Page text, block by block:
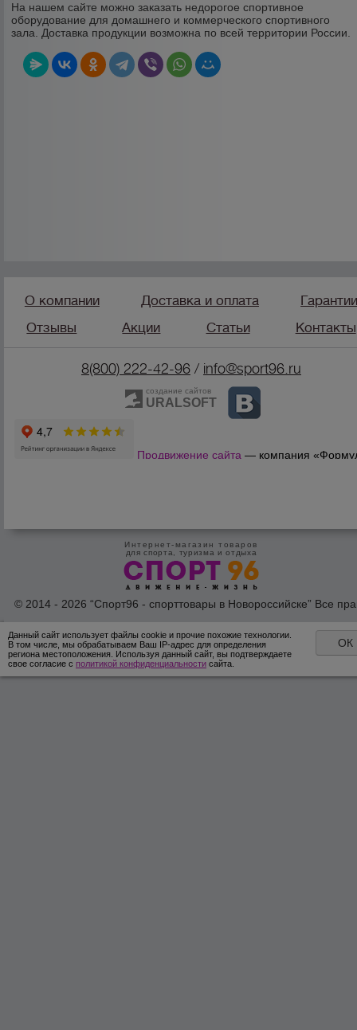
На нашем сайте можно заказать недорогое спортивное
оборудование для домашнего и коммерческого спортивного
зала. Доставка продукции возможна по всей территории России.
О компании Доставка и оплата
Отзывы
Акции Статьи Контакты
8(800) 222-42-96/ info@sport96.ru
создание сайтов
URALSOFT
Продвижение сайта — компания
Интернет-магазин товаров
для спорта, туризма и отдыха
© 2014 - 2026 “Спорт96 - спорттовары в Новороссийске” Все
Данный сайт использует файлы cookie и прочие похожие технологии.
В том числе, мы обрабатываем Ваш IP-адрес для определения
региона местоположения. Используя данный сайт, вы подтверждаете
свое согласие с политикой конфиденциальности сайта.
ОК